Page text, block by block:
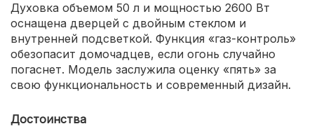
Духовка объемом 50 л и мощностью 2600 Вт
оснащена дверцей с двойным стеклом и
внутренней подсветкой. Функция «газ-контроль»
обезопасит домочадцев, если огонь случайно
погаснет. Модель заслужила оценку «пять» за
свою функциональность и современный дизайн.
Достоинства